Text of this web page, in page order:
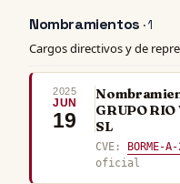
Nombramientos · 1
Cargos directivos y de
2025
JUN
19
GRUPO
SL
CVE: BORME-
oficial